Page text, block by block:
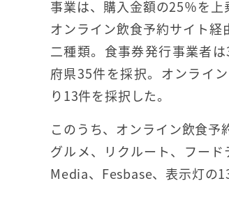
事業は、購入金額の25％を上
オンライン飲食予約サイト
二種類。食事券発行事業者
府県35件を採択。オンライ
り13件を採択した。
このうち、オンライン飲食
グルメ、リクルート、フー
Media、Fesbase、表示灯の